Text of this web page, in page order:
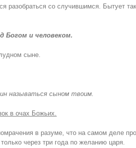
со случившимся. Бытует
Богом и человеком.
сыне.
называться сыном твоим.
в очах Божьих.
в разуме, что на самом деле
через три года по желанию царя.